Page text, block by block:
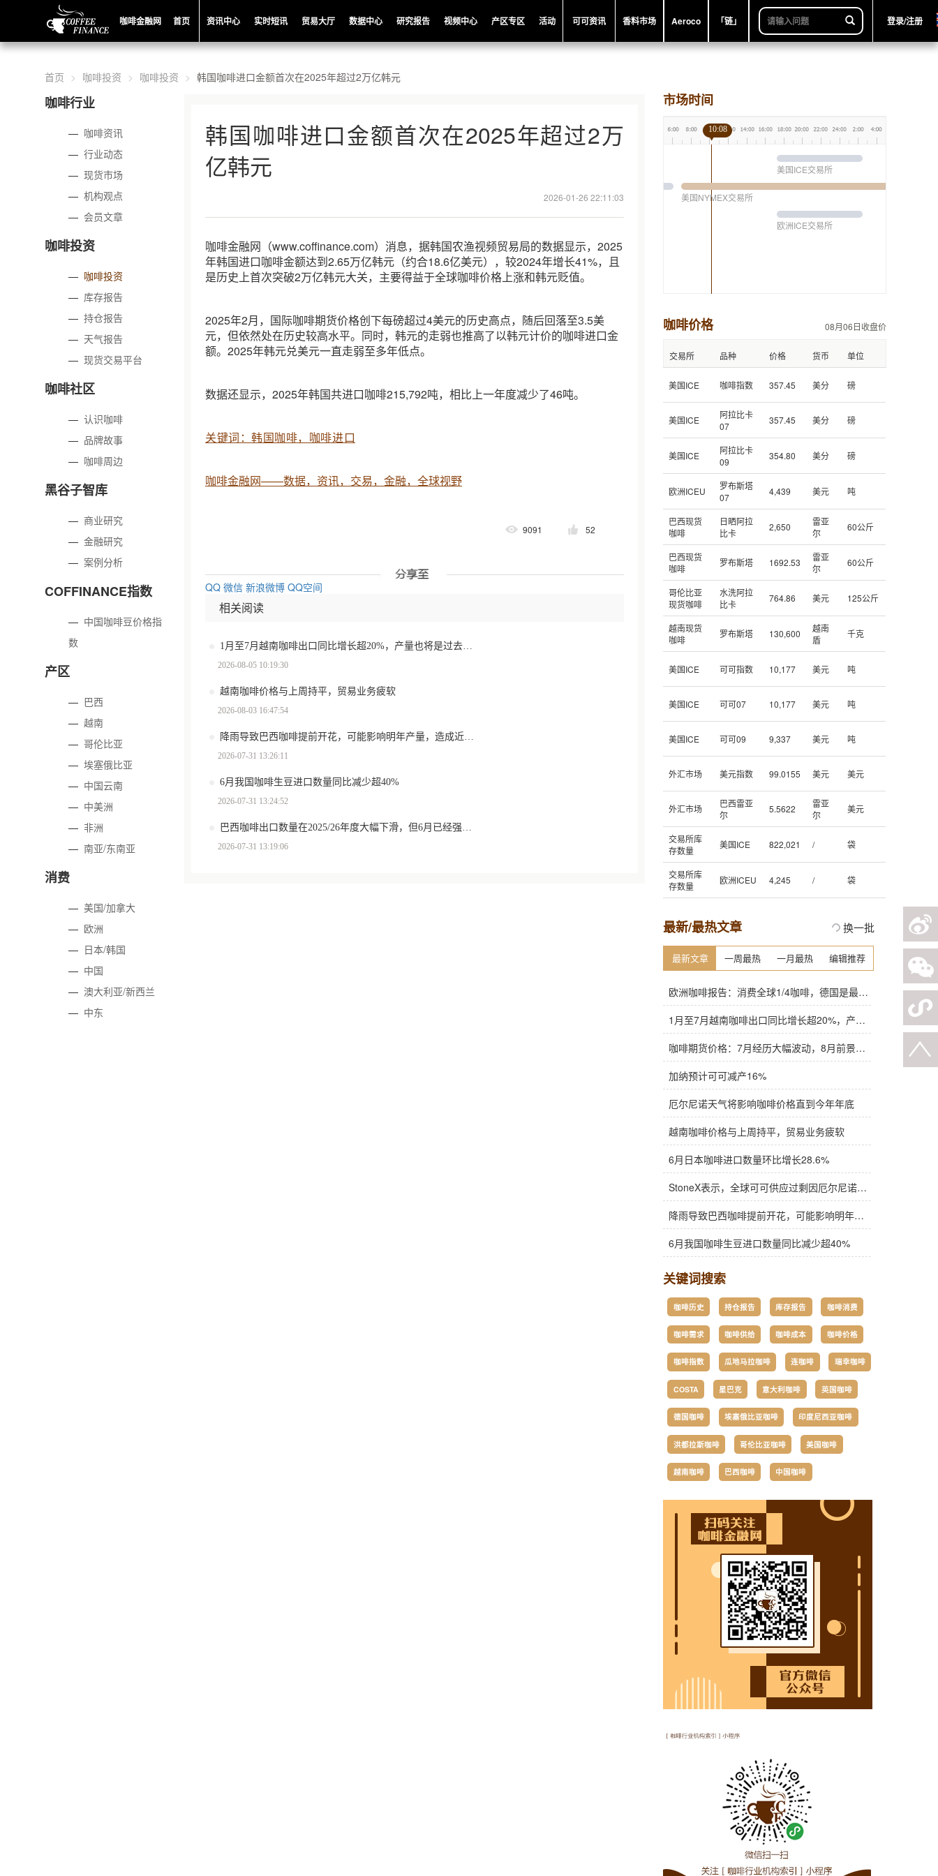
咖啡金融网 首页 资讯中心 实时短讯 贸易大厅 数据中心 研究报告 视频中心 产区专区 活动 可可资讯 香料市场 Aeroco 「链」 登录/注册
首页 咖啡投资 咖啡投资 韩国咖啡进口金额首次在2025年超过2万亿韩元
咖啡行业
— 咖啡资讯
—行业动态
—现货市场
—机构观点
—会员文章
咖啡投资
— 咖啡投资
— 库存报告
—持仓报告
— 天气报告
—现货交易平台
咖啡社区
—认识咖啡
— 品牌故事
— 咖啡周边
黑谷子智库
— 商业研究
—金融研究
—案例分析
COFFINANCE指数
— 中国咖啡豆价格指
数
产区
— 巴西
—越南
—哥伦比亚
—埃塞俄比亚
— 中国云南
— 中美洲
—非洲
—南亚/东南亚
消费
—美国/加拿大
— 欧洲
— 日本/韩国
— 中国
— 澳大利亚/新西兰
— 中东
韩国咖啡进口金额首次在2025年超过2万
亿韩元
2026-01-26 22:11:03
咖啡金融网（www.coffinance.com）消息，据韩国农渔视频贸易局的数据显示，2025
年韩国进口咖啡金额达到2.65万亿韩元（约合18.6亿美元），较2024年增长41%，且
是历史上首次突破2万亿韩元大关，主要得益于全球咖啡价格上涨和韩元贬值。
2025年2月，国际咖啡期货价格创下每磅超过4美元的历史高点，随后回落至3.5美
元，但依然处在历史较高水平。同时，韩元的走弱也推高了以韩元计价的咖啡进口金
额。2025年韩元兑美元一直走弱至多年低点。
数据还显示，2025年韩国共进口咖啡215,792吨，相比上一年度减少了46吨。
关键词：韩国咖啡，咖啡进口
咖啡金融网——数据，资讯，交易，金融，全球视野
9091 52
QQ 微信 新浪微博 QQ空间
相关阅读
2026-08-05 10:19:30
越南咖啡价格与上周持平，贸易业务疲软
2026-08-03 16:47:54
2026-07-31 13:26:11
6月我国咖啡生豆进口数量同比减少超40%
2026-07-31 13:24:52
2026-07-31 13:19:06
市场时间
美国ICE交易所
美国NYMEX交易所
欧洲ICE交易所
10:08
咖啡价格 08月06日收盘价
交易所 品种 价格 货币 单位
美国ICE 咖啡指数 357.45 美分 磅
美国ICE
阿拉比卡
07
357.45 美分 磅
美国ICE
阿拉比卡
09
354.80 美分 磅
欧洲ICEU
罗布斯塔
07
4,439 美元 吨
巴西现货
咖啡
日晒阿拉
比卡
2,650
雷亚
尔
60公斤
巴西现货
咖啡
罗布斯塔 1692.53
雷亚
尔
60公斤
哥伦比亚
现货咖啡
水洗阿拉
比卡
764.86 美元 125公斤
越南现货
咖啡
罗布斯塔 130,600
越南
盾
千克
美国ICE 可可指数 10,177 美元 吨
美国ICE 可可07 10,177 美元 吨
美国ICE 可可09 9,337 美元 吨
外汇市场 美元指数 99.0155 美元 美元
外汇市场
巴西雷亚
尔
5.5622
雷亚
尔
美元
交易所库
存数量
美国ICE 822,021 / 袋
交易所库
存数量
欧洲ICEU 4,245 / 袋
最新/最热文章 换一批
最新文章 一周最热 一月最热 编辑推荐
欧洲咖啡报告：消费全球1/4咖啡，德国是最大进口国，意大利在烘焙咖啡生产中领先
1月至7月越南咖啡出口同比增长超20%，产量也将是过去四年来最高
咖啡期货价格：7月经历大幅波动，8月前景依旧不明朗
加纳预计可可减产16%
厄尔尼诺天气将影响咖啡价格直到今年年底
越南咖啡价格与上周持平，贸易业务疲软
6月日本咖啡进口数量环比增长28.6%
StoneX表示，全球可可供应过剩因厄尔尼诺而萎缩
降雨导致巴西咖啡提前开花，可能影响明年产量，造成近期价格波动极不稳定
6月我国咖啡生豆进口数量同比减少超40%
关键词搜索
咖啡历史 持仓报告 库存报告 咖啡消费
咖啡需求 咖啡供给 咖啡成本 咖啡价格
咖啡指数 瓜地马拉咖啡 连咖啡 瑞幸咖啡
COSTA 星巴克 意大利咖啡 英国咖啡
德国咖啡 埃塞俄比亚咖啡 印度尼西亚咖啡
洪都拉斯咖啡 哥伦比亚咖啡 美国咖啡
越南咖啡 巴西咖啡 中国咖啡